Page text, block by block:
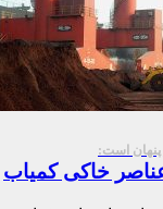
است:
خاکی کمیاب